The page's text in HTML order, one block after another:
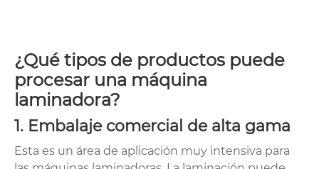
¿Qué tipos de productos puede
procesar una máquina
laminadora?
1. Embalaje comercial de alta gama
Esta es un área de aplicación muy intensiva para